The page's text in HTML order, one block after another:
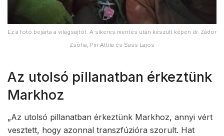
Ez a fotó bejárta a világsajtót. A sikeres mentés után készült képen dr. Zádor
Zsófia, Piri Attila és Sass Lajos
Az utolsó pillanatban érkeztünk
Markhoz
„Az utolsó pillanatban érkeztünk Markhoz, annyi vért
vesztett, hogy azonnal transzfúzióra szorult. Hat